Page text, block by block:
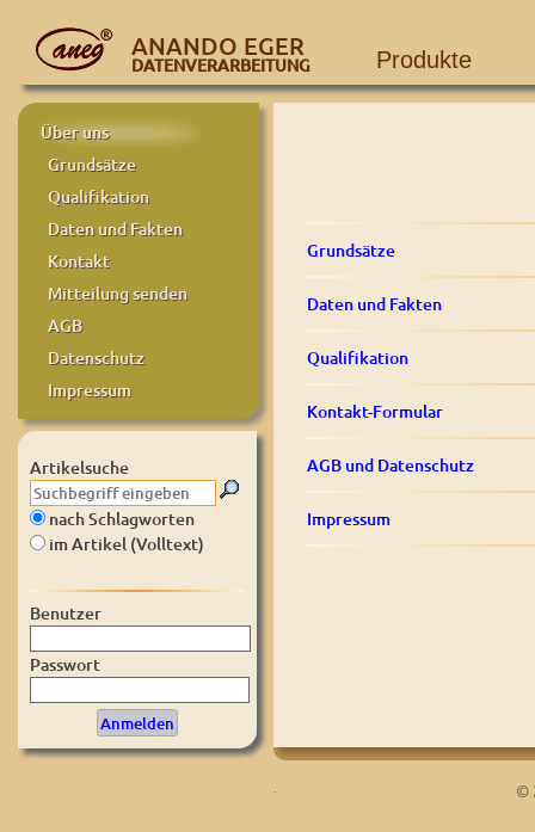
ANANDO EGER
DATENVERARBEITUNG Produkte
Über uns
Grundsätze
Qualifikation
Daten und Fakten
Kontakt
Mitteilung senden
AGB
Datenschutz
Impressum
Artikelsuche
nach Schlagworten
im Artikel (Volltext)
Benutzer
Passwort
Grundsätze
Daten und Fakten
Qualifikation
Kontakt-Formular
AGB und Datenschutz
Impressum
. ©